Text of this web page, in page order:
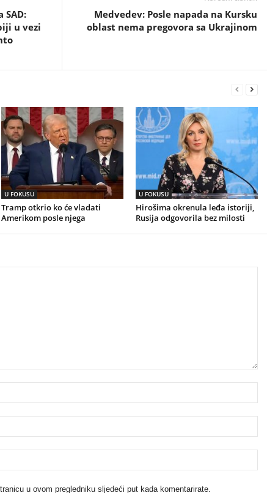
SAD:
u vezi
Medvedev: Posle napada na Kursku
oblast nema pregovora sa Ukrajinom
U FOKUSU
Tramp otkrio ko će vladati
Amerikom posle njega
U FOKUSU
Hirošima okrenula leđa istoriji,
Rusija odgovorila bez milosti
u ovom pregledniku sljedeći put kada komentarirate.